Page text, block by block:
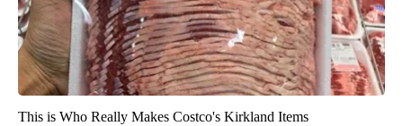
This is Who Really Makes Costco's Kirkland Items